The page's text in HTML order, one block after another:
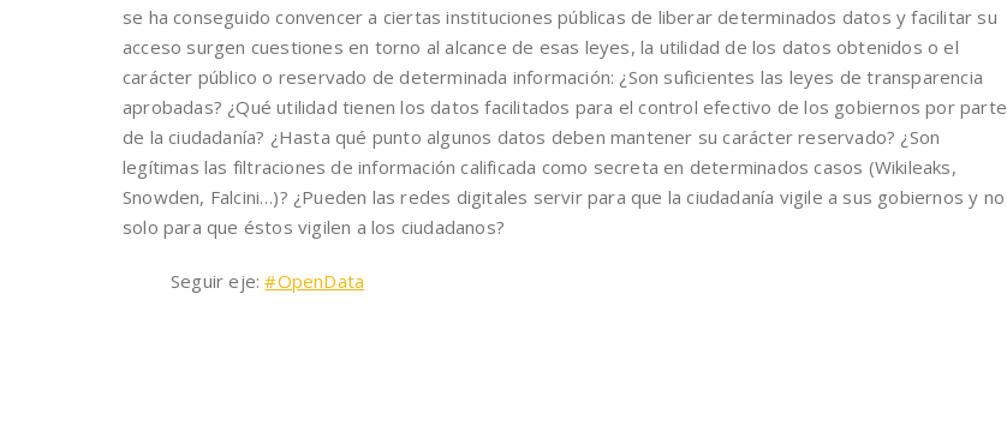
se ha conseguido convencer a ciertas instituciones públicas de liberar determinados datos y facilitar su
acceso surgen cuestiones en torno al alcance de esas leyes, la utilidad de los datos obtenidos o el
carácter público o reservado de determinada información: ¿Son suficientes las leyes de transparencia
aprobadas? ¿Qué utilidad tienen los datos facilitados para el control efectivo de los gobiernos por parte
de la ciudadanía? ¿Hasta qué punto algunos datos deben mantener su carácter reservado? ¿Son
legítimas las filtraciones de información calificada como secreta en determinados casos (Wikileaks,
Snowden, Falcini…)? ¿Pueden las redes digitales servir para que la ciudadanía vigile a sus gobiernos y no
solo para que éstos vigilen a los ciudadanos?
Seguir eje:#OpenData